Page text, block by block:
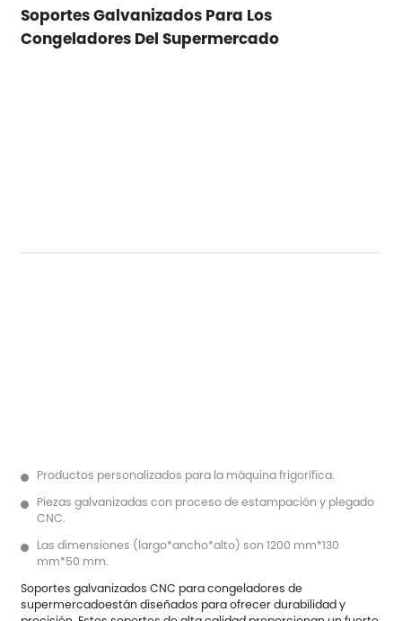
Soportes Galvanizados Para Los
Congeladores Del Supermercado
Productos personalizados para la máquina frigorífica.
Piezas galvanizadas con proceso de estampación y plegado
CNC.
Las dimensiones (largo*ancho*alto) son 1200 mm*130
mm*50 mm.
Soportes galvanizados CNC para congeladores de
supermercadoestán diseñados para ofrecer durabilidad y